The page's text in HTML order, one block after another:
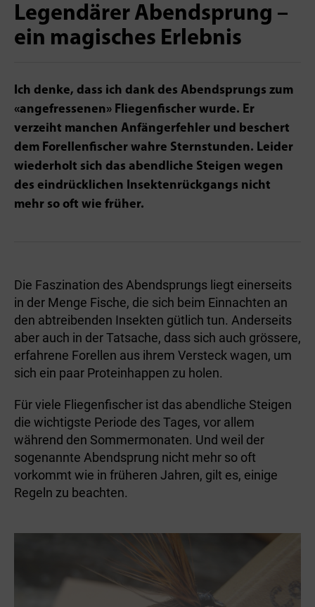
Legendärer Abendsprung –
ein magisches Erlebnis
Ich denke, dass ich dank des Abendsprungs zum
«angefressenen» Fliegenfischer wurde. Er
verzeiht manchen Anfängerfehler und beschert
dem Forellenfischer wahre Sternstunden. Leider
wiederholt sich das abendliche­ Steigen wegen
des eindrücklichen­ Insektenrückgangs nicht
mehr so oft wie früher.
Die Faszination des Abendsprungs liegt einerseits
in der Menge Fische, die sich beim Einnachten an
den abtreibenden Insekten gütlich tun. Anderseits
aber auch in der Tatsache, dass sich auch grössere,
erfahrene Forellen aus ihrem Versteck wagen, um
sich ein paar Proteinhappen zu holen.
Für viele Fliegenfischer ist das abendliche Steigen
die wichtigste Periode des Tages, vor allem
während den Sommermonaten. Und weil der
sogenannte Abendsprung nicht mehr so oft
vorkommt wie in früheren Jahren, gilt es, einige
Regeln zu beachten.